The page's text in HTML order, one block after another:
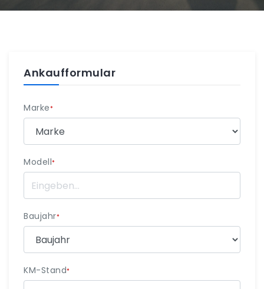
Ankaufformular
Marke*
Modell*
Baujahr*
KM-Stand*